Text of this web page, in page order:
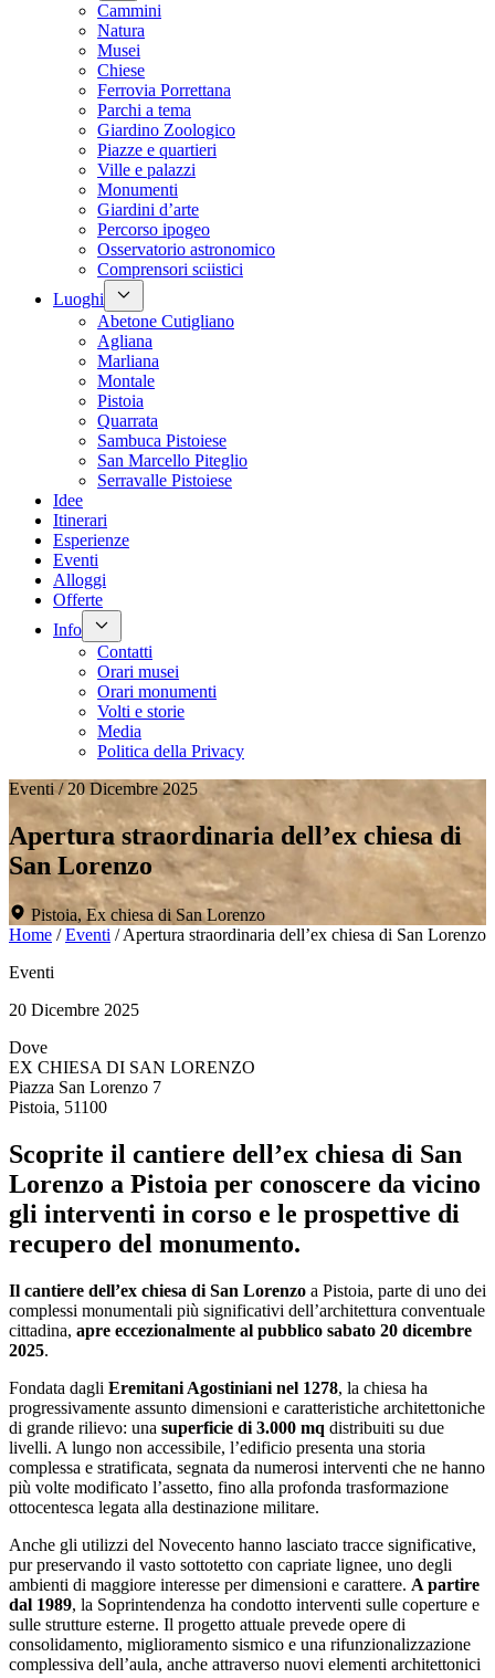
Cammini
Natura
Musei
Chiese
Ferrovia Porrettana
Parchi a tema
Giardino Zoologico
Piazze e quartieri
Ville e palazzi
Monumenti
Giardini d’arte
Percorso ipogeo
Osservatorio astronomico
Comprensori sciistici
Luoghi
Abetone Cutigliano
Agliana
Marliana
Montale
Pistoia
Quarrata
Sambuca Pistoiese
San Marcello Piteglio
Serravalle Pistoiese
Idee
Itinerari
Esperienze
Eventi
Alloggi
Offerte
Info
Contatti
Orari musei
Orari monumenti
Volti e storie
Media
Politica della Privacy
Eventi / 20 Dicembre 2025
Apertura straordinaria dell’ex chiesa di
San Lorenzo
Pistoia, Ex chiesa di San Lorenzo
Home /Eventi /Apertura straordinaria dell’ex chiesa di San Lorenzo
Eventi
20 Dicembre 2025
Dove
EX CHIESA DI SAN LORENZO
Piazza San Lorenzo 7
Pistoia, 51100
Scoprite il cantiere dell’ex chiesa di San
Lorenzo a Pistoia per conoscere da vicino
gli interventi in corso e le prospettive di
recupero del monumento.
Il cantiere dell’ex chiesa di San Lorenzo a Pistoia, parte di uno dei
complessi monumentali più significativi dell’architettura conventuale
cittadina, apre eccezionalmente al pubblico sabato 20 dicembre
2025.
Fondata dagli Eremitani Agostiniani nel 1278, la chiesa ha
progressivamente assunto dimensioni e caratteristiche architettoniche
di grande rilievo: una superficie di 3.000 mq distribuiti su due
livelli. A lungo non accessibile, l’edificio presenta una storia
complessa e stratificata, segnata da numerosi interventi che ne hanno
più volte modificato l’assetto, fino alla profonda trasformazione
ottocentesca legata alla destinazione militare.
Anche gli utilizzi del Novecento hanno lasciato tracce significative,
pur preservando il vasto sottotetto con capriate lignee, uno degli
ambienti di maggiore interesse per dimensioni e carattere. A partire
dal 1989, la Soprintendenza ha condotto interventi sulle coperture e
sulle strutture esterne. Il progetto attuale prevede opere di
consolidamento, miglioramento sismico e una rifunzionalizzazione
complessiva dell’aula, anche attraverso nuovi elementi architettonici